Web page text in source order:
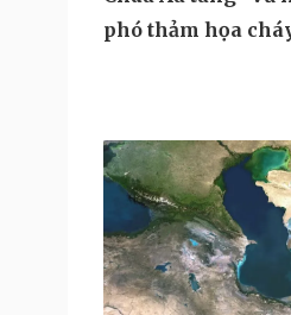
phó thảm họa